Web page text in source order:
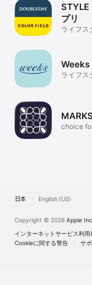
STYLE
プリ
ライフス
Weeks
ライフス
choice
日本 English (US)
Copyright © 2026 Apple Inc.
インターネットサービス利用
Cookieに関する警告
サ